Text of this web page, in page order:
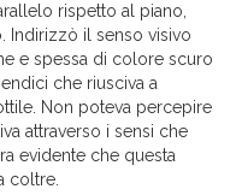
rispetto al piano,
Indirizzò il senso visivo
e spessa di colore scuro
che riusciva a
Non poteva percepire
attraverso i sensi che
evidente che questa
coltre.